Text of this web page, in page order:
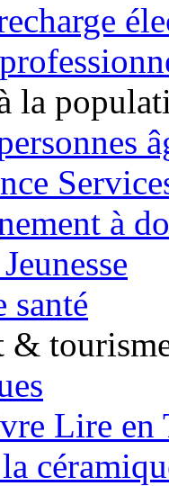
la
à
santé
&
Lire en